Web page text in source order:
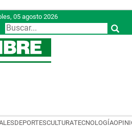
05 agosto 2026
DEPORTESCULTURATECNOLOGÍA